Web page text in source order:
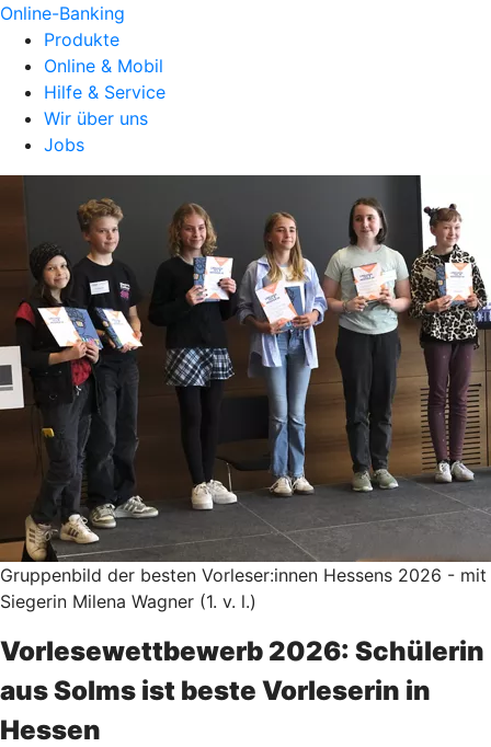
Online-Banking
Produkte
Online & Mobil
Hilfe & Service
Wir über uns
Jobs
Gruppenbild der besten Vorleser:innen Hessens 2026 - mit
Siegerin Milena Wagner (1. v. l.)
Vorlesewettbewerb 2026: Schülerin
aus Solms ist beste Vorleserin in
Hessen